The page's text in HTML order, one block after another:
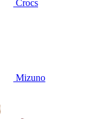
Crocs
Mizuno